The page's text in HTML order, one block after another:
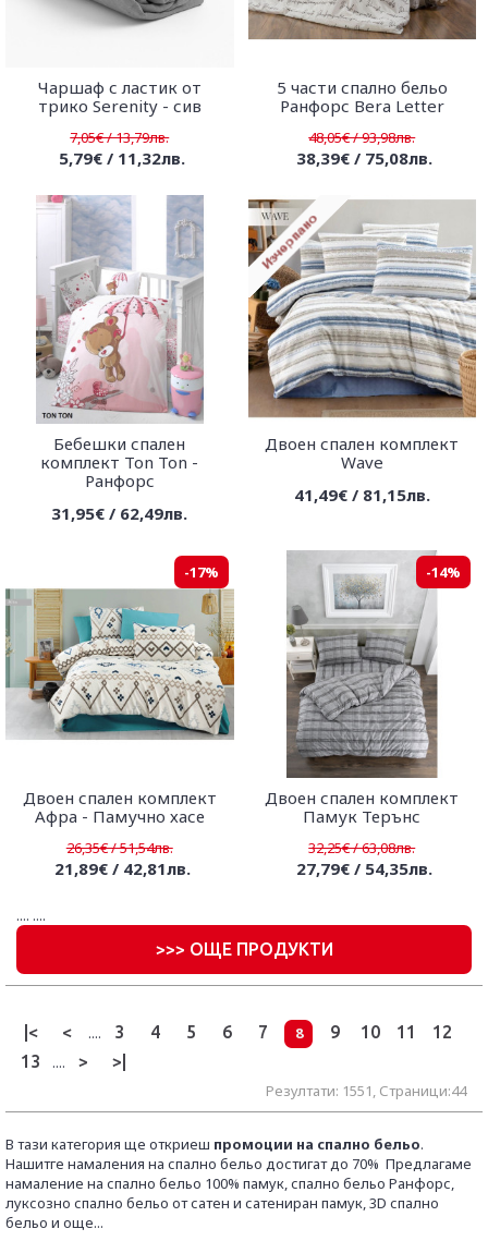
Чаршаф с ластик от
трико Serenity - сив
7,05€ / 13,79лв.
5,79€ / 11,32лв.
5 части спално бельо
Ранфорс Bera Letter
48,05€ / 93,98лв.
38,39€ / 75,08лв.
Бебешки спален
комплект Ton Ton -
Ранфорс
31,95€ / 62,49лв.
Двоен спален комплект
Wave
41,49€ / 81,15лв.
-17%
Двоен спален комплект
Афра - Памучно хасе
26,35€ / 51,54лв.
21,89€ / 42,81лв.
-14%
Двоен спален комплект
Памук Терънс
32,25€ / 63,08лв.
27,79€ / 54,35лв.
.... ....
>>> ОЩЕ ПРОДУКТИ
|< < .... 3 4 5 6 7 8 9 10 11
12
13
.... >
>|
Резултати: 1551, Страници:44
В тази категория ще откриеш промоции на спално бельо.
Нашитге намаления на спално бельо достигат до 70% Предлагаме
намаление на спално бельо 100% памук, спално бельо Ранфорс,
луксозно спално бельо от сатен и сатениран памук, 3D спално
бельо и още...